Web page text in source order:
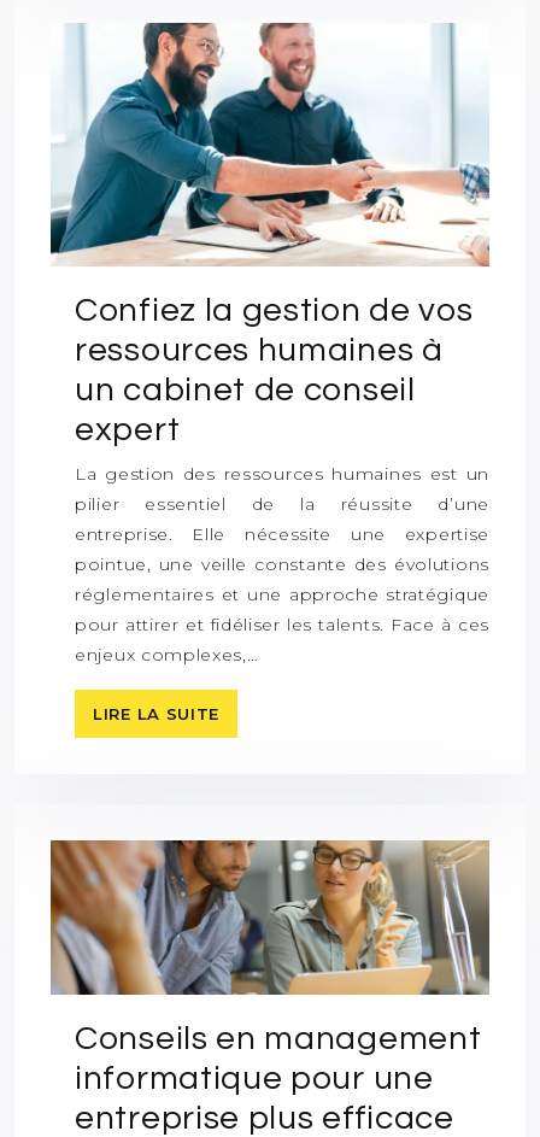
Confiez la gestion de vos
ressources humaines à
un cabinet de conseil
expert
La gestion des ressources humaines est un
pilier essentiel de la réussite d’une
entreprise. Elle nécessite une expertise
pointue, une veille constante des évolutions
réglementaires et une approche stratégique
pour attirer et fidéliser les talents. Face à ces
enjeux complexes,…
LIRE LA SUITE
Conseils en management
informatique pour une
entreprise plus efficace